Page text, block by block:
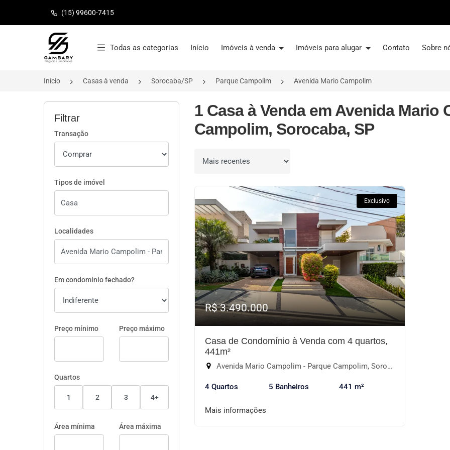
(15) 99600-7415
Página inicial
Todas as categorias Início Imóveis à venda Imóveis para alugar Contato Sobre
Início Casas à venda Sorocaba/SP Parque Campolim Avenida Mario Campolim
Filtrar
Transação
Tipos de imóvel
Localidades
Em condomínio fechado?
Preço mínimo Preço máximo
Quartos
1 2 3 4+
Área mínima Área máxima
1 Casa à Venda em Avenida Mario
Campolim, Sorocaba, SP
Ordenar por
Exclusivo
R$ 3.490.000
Casa de Condomínio à Venda com 4 quartos,
441m²
Avenida Mario Campolim - Parque Campolim, Sorocaba-SP
4 Quartos 5 Banheiros 441 m²
Mais informações